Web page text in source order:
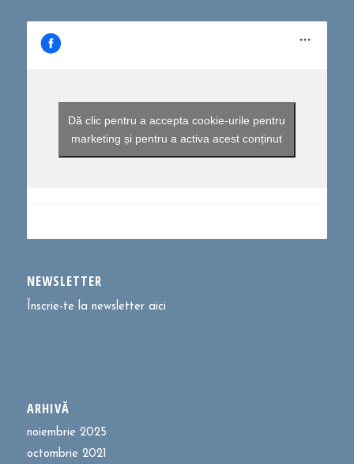
Dă clic pentru a accepta cookie-urile pentru
marketing și pentru a activa acest conținut
NEWSLETTER
Înscrie-te la newsletter aici
ARHIVĂ
noiembrie 2025
octombrie 2021